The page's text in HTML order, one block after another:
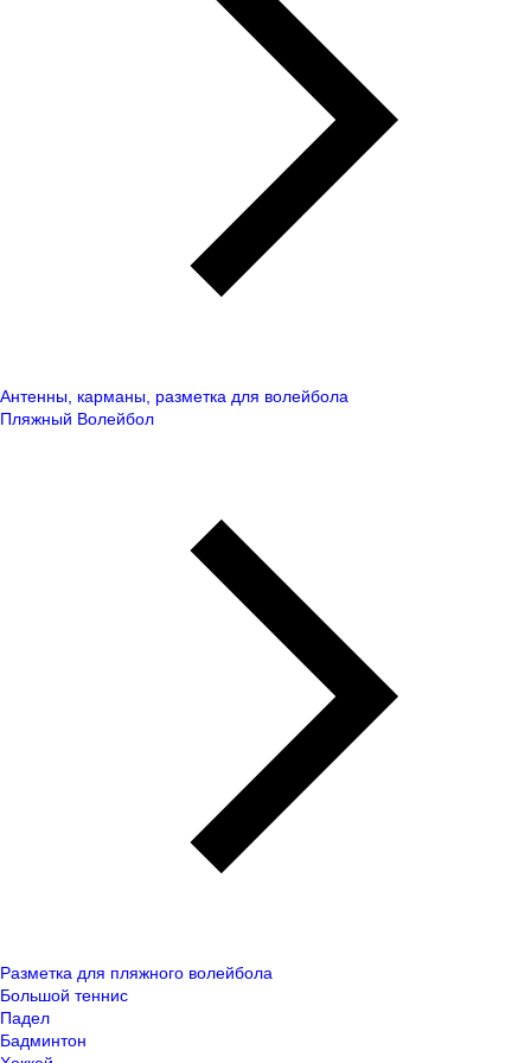
Антенны, карманы, разметка для волейбола
Пляжный Волейбол
Разметка для пляжного волейбола
Большой теннис
Падел
Бадминтон